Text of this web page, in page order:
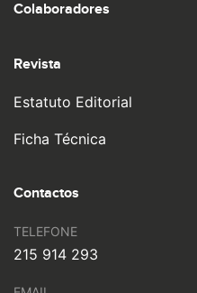
Colaboradores
Revista
Estatuto Editorial
Ficha Técnica
Contactos
TELEFONE
215 914 293